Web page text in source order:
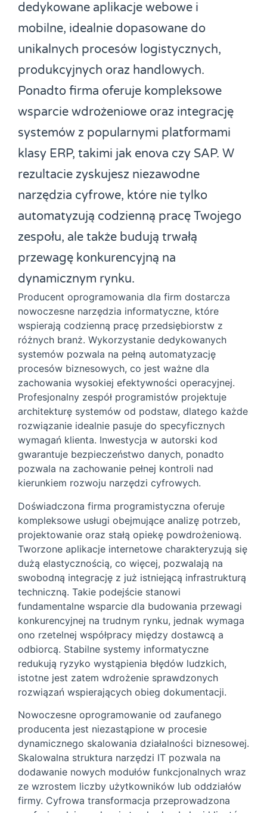
dedykowane aplikacje webowe i
mobilne, idealnie dopasowane do
unikalnych procesów logistycznych,
produkcyjnych oraz handlowych.
Ponadto firma oferuje kompleksowe
wsparcie wdrożeniowe oraz integrację
systemów z popularnymi platformami
klasy ERP, takimi jak enova czy SAP. W
rezultacie zyskujesz niezawodne
narzędzia cyfrowe, które nie tylko
automatyzują codzienną pracę Twojego
zespołu, ale także budują trwałą
przewagę konkurencyjną na
dynamicznym rynku.
Producent oprogramowania dla firm dostarcza
nowoczesne narzędzia informatyczne, które
wspierają codzienną pracę przedsiębiorstw z
różnych branż. Wykorzystanie dedykowanych
systemów pozwala na pełną automatyzację
procesów biznesowych, co jest ważne dla
zachowania wysokiej efektywności operacyjnej.
Profesjonalny zespół programistów projektuje
architekturę systemów od podstaw, dlatego każde
rozwiązanie idealnie pasuje do specyficznych
wymagań klienta. Inwestycja w autorski kod
gwarantuje bezpieczeństwo danych, ponadto
pozwala na zachowanie pełnej kontroli nad
kierunkiem rozwoju narzędzi cyfrowych.
Doświadczona firma programistyczna oferuje
kompleksowe usługi obejmujące analizę potrzeb,
projektowanie oraz stałą opiekę powdrożeniową.
Tworzone aplikacje internetowe charakteryzują się
dużą elastycznością, co więcej, pozwalają na
swobodną integrację z już istniejącą infrastrukturą
techniczną. Takie podejście stanowi
fundamentalne wsparcie dla budowania przewagi
konkurencyjnej na trudnym rynku, jednak wymaga
ono rzetelnej współpracy między dostawcą a
odbiorcą. Stabilne systemy informatyczne
redukują ryzyko wystąpienia błędów ludzkich,
istotne jest zatem wdrożenie sprawdzonych
rozwiązań wspierających obieg dokumentacji.
Nowoczesne oprogramowanie od zaufanego
producenta jest niezastąpione w procesie
dynamicznego skalowania działalności biznesowej.
Skalowalna struktura narzędzi IT pozwala na
dodawanie nowych modułów funkcjonalnych wraz
ze wzrostem liczby użytkowników lub oddziałów
firmy. Cyfrowa transformacja przeprowadzona